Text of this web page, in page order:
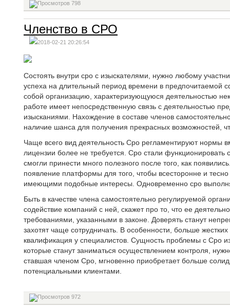
798
Членство в СРО
2018-02-21 20:26:54
Состоять внутри сро с изыскателями, нужно любому
успеха на длительный период времени в предпочитаемой
собой организацию, характеризующуюся деятельностью
работе имеет непосредственную связь с деятельностью
изысканиями. Нахождение в составе членов
наличие шанса для получения прекрасных возможностей,
Чаще всего вид деятельность Сро регламентируют нормы
лицензии более не требуется. Сро стали
смогли принести много полезного после того, как
появление платформы для того, чтобы всесторонне и
имеющими подобные интересы. Одновременно сро
Быть в качестве члена самостоятельно регулируемой
содействие компаний с ней, скажет про то, что ее
требованиями, указанными в законе. Доверять станут
захотят чаще сотрудничать. В особенности, больше
квалификация у специалистов. Сущность проблемы с Сро
которые станут заниматься осуществлением контроля,
ставшая членом Сро, мгновенно приобретает больше
потенциальными клиентами.
972